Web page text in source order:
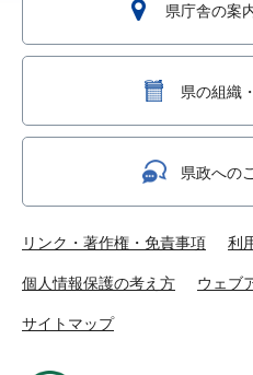
県庁舎の案
県の組織
県政への
リンク・著作権・免責事項 利
個人情報保護の考え方 ウェブ
サイトマップ